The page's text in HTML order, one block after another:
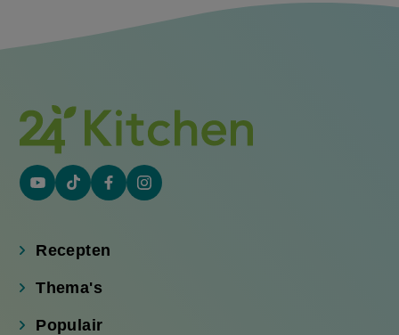
YouTube
link)
Tiktok
link)
Facebook
link)
Instagram
Recepten
Thema's
Populair